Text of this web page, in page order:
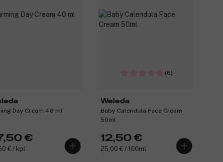
Day Cream 40 ml
€
€ / kpl
(6)
Weleda
Baby Calendula Face Cream
50ml
12,50 €
25,00 € / 100ml